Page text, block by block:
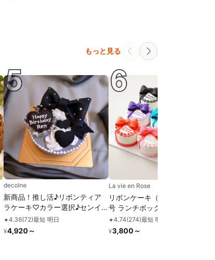
もっと見る
decolne
新商品！推し活♪リボンティア
ラケーキ♡カラー選択♪センイ
ルケーキ 4号
✦4.36(72)最短 明日
¥4,920 ～
La vie en Rose
リボンケーキ（色の変更可） 3
号 ランチボックス入り
✦4.74(274)最短 明後日
¥3,800 ～